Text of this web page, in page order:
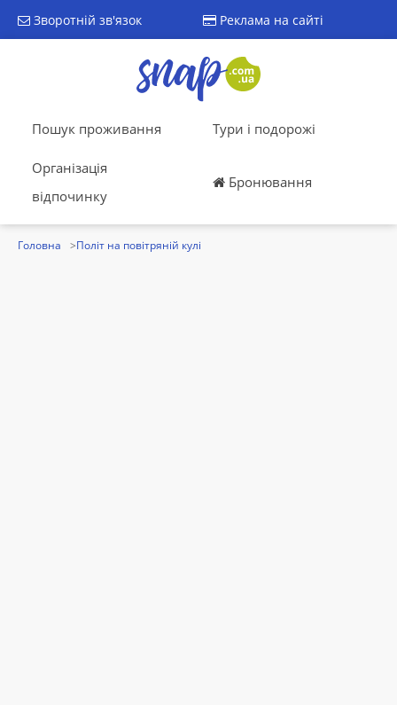
Зворотній зв'язок Реклама на сайті
Пошук проживання Тури і подорожі
Організація
відпочинку
Бронювання
Головна Політ на повітряній кулі